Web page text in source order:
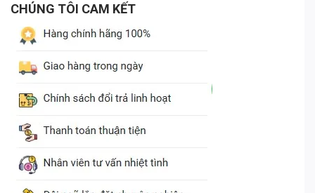
CHÚNG TÔI CAM KẾT